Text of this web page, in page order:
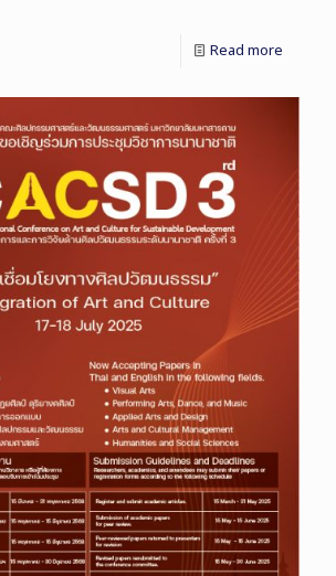
Read more